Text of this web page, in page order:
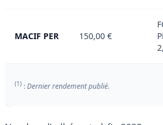
MACIF PER 150,00 €
(1) :Dernier rendement publié.